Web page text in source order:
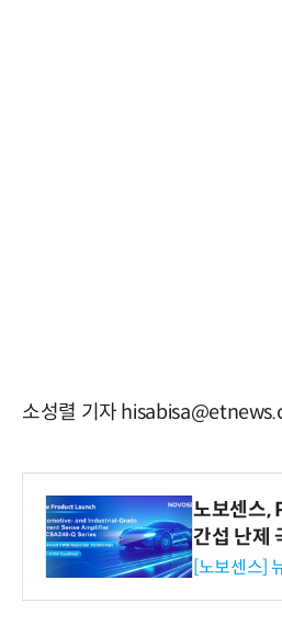
소성렬 기자
노보센스,
간섭 난제
류 감지 증
[노보센스]